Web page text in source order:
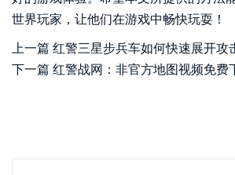
世界玩家，让他们在游戏中畅快玩耍！
上一篇 红警三星步兵车如何快速展开攻
下一篇 红警战网：非官方地图视频免费